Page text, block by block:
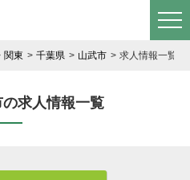
関東 千葉県 山武市 求人情報一覧
求人情報一覧